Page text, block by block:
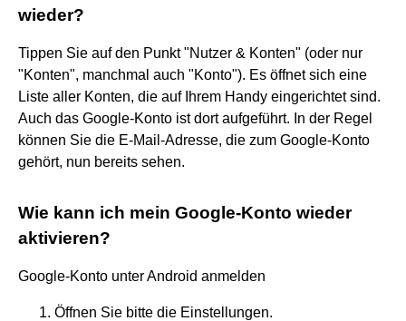
wieder?
Tippen Sie auf den Punkt "Nutzer & Konten" (oder nur
"Konten", manchmal auch "Konto"). Es öffnet sich eine
Liste aller Konten, die auf Ihrem Handy eingerichtet sind.
Auch das Google-Konto ist dort aufgeführt. In der Regel
können Sie die E-Mail-Adresse, die zum Google-Konto
gehört, nun bereits sehen.
Wie kann ich mein Google-Konto wieder
aktivieren?
Google-Konto unter Android anmelden
Öffnen Sie bitte die Einstellungen.